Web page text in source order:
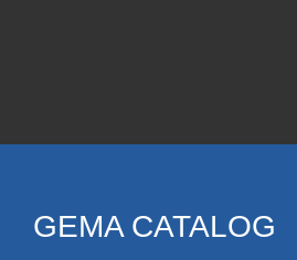
GEMA CATALOG